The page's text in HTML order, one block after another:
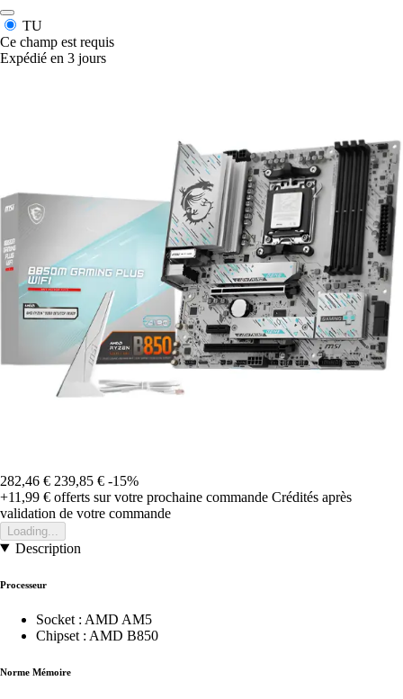
TU
Ce champ est requis
Expédié en 3 jours
282,46 € 239,85 € -15%
+11,99 € offerts sur votre prochaine commande Crédités après
validation de votre commande
Loading...
Description
Processeur
Socket : AMD AM5
Chipset : AMD B850
Norme Mémoire